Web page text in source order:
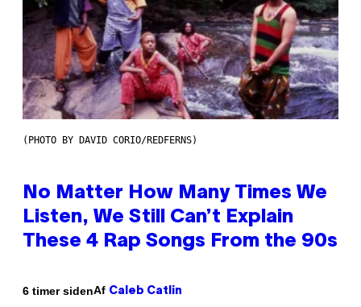
(PHOTO BY DAVID CORIO/REDFERNS)
No Matter How Many Times We
Listen, We Still Can’t Explain
These 4 Rap Songs From the 90s
6 timer sidenAf Caleb Catlin